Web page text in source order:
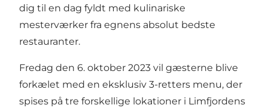
dig til en dag fyldt med kulinariske
mesterværker fra egnens absolut bedste
restauranter.
Fredag den 6. oktober 2023 vil gæsterne blive
forkælet med en eksklusiv 3-retters menu, der
spises på tre forskellige lokationer i Limfjordens